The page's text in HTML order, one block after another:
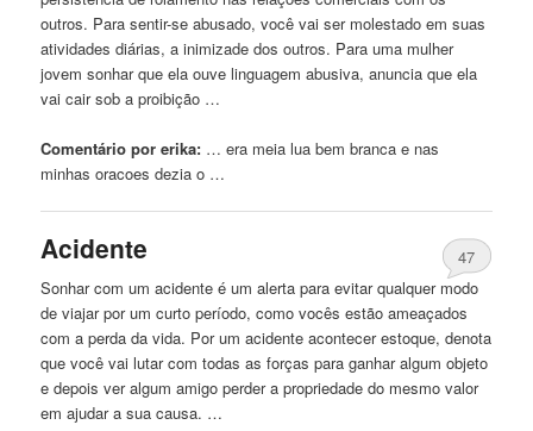
outros. Para sentir-se abusado, você vai ser molestado em suas
atividades diárias, a inimizade dos outros. Para uma mulher
jovem sonhar que ela ouve linguagem abusiva, anuncia que ela
vai cair sob a proibição …
Comentário por erika: … era meia lua bembranca e nas
minhas oracoes dezia o …
Acidente
47
Sonhar com um acidente é um alerta para evitar qualquer modo
de viajar por um curto período, como vocês estão ameaçados
com a perda da vida. Por um acidente acontecer estoque, denota
que você vai lutar com todas as forças para ganhar algum objeto
e depois ver algum amigo perder a propriedade do mesmo valor
em ajudar a sua causa. …